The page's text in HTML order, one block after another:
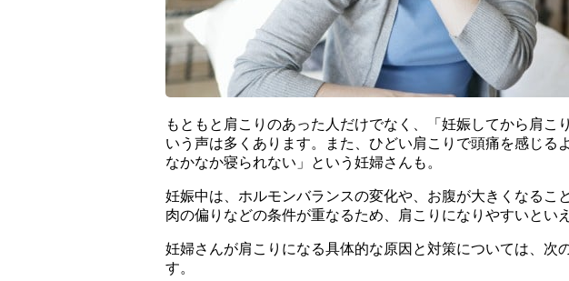
もともと肩こりのあった人だけでなく、「妊娠してから肩こ
いう声は多くあります。また、ひどい肩こりで頭痛を感じる
なかなか寝られない」という妊婦さんも。
妊娠中は、ホルモンバランスの変化や、お腹が大きくなるこ
肉の偏りなどの条件が重なるため、肩こりになりやすいといえ
妊婦さんが肩こりになる具体的な原因と対策については、次
す。